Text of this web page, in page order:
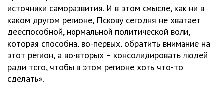
источники саморазвития. И в этом смысле, как ни в
каком другом регионе, Пскову сегодня не хватает
дееспособной, нормальной политической воли,
которая способна, во-первых, обратить внимание на
этот регион, а во-вторых – консолидировать людей
ради того, чтобы в этом регионе хоть что-то
сделать».